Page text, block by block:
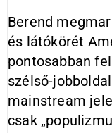
Berend
és látókörét
pontosabban
szélső-
mainstream
csak